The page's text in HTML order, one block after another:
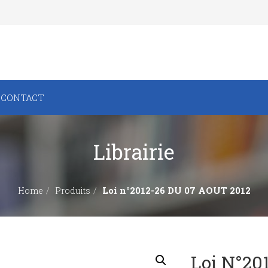
CONTACT
Librairie
Home Produits Loi n°2012-26 DU 07 AOUT 2012
Loi